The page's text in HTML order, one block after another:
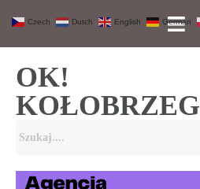
OK!
KOŁOBRZEG
Czech Dutch English German